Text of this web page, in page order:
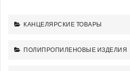
КАНЦЕЛЯРСКИЕ ТОВАРЫ
ПОЛИПРОПИЛЕНОВЫЕ ИЗДЕЛИЯ